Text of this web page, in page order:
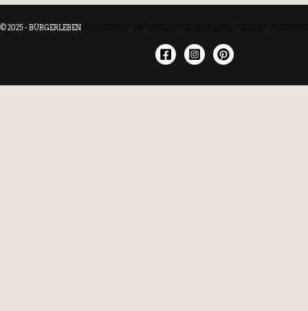
© 2025 - BÜRGERLEBEN